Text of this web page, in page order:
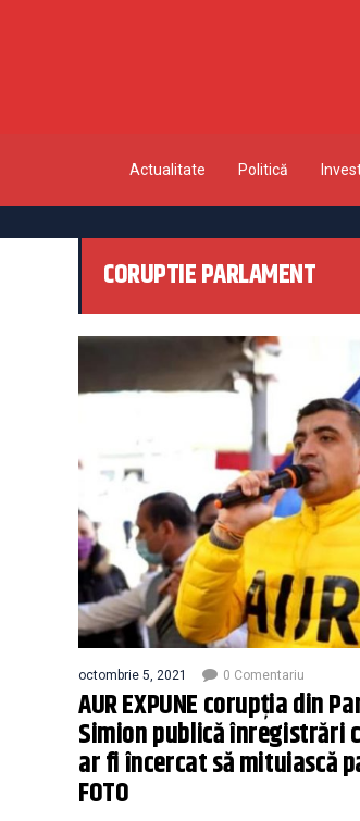
Actualitate Politică
CORUPTIE PARLAMENT
octombrie 5, 2021 0 Comentariu
AUR EXPUNE corupția din
Simion publică înregistrări
ar fi încercat să mituiască
FOTO